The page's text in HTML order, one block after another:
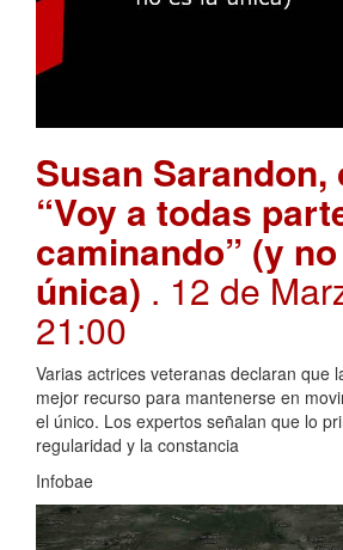
Susan Sarandon,
“Voy a todas
caminando” (y
única) . 12 de
21:00
Varias actrices veteranas declaran que
mejor recurso para mantenerse en
el único. Los expertos señalan que lo
regularidad y la constancia
Infobae